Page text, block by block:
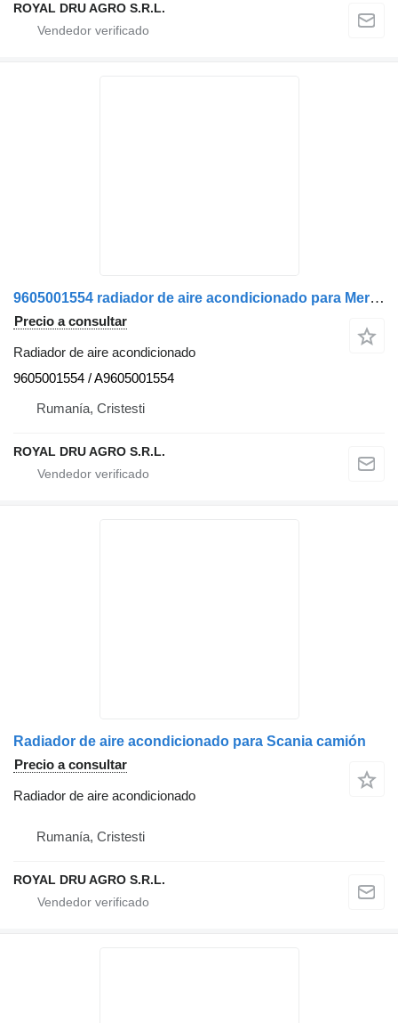
ROYAL DRU AGRO S.R.L.
9605001554 radiador de aire acondicionado para Mercedes-Benz camión
Precio a consultar
Radiador de aire acondicionado
9605001554 / A9605001554
Rumanía, Cristesti
ROYAL DRU AGRO S.R.L.
Radiador de aire acondicionado para Scania camión
Precio a consultar
Radiador de aire acondicionado
Rumanía, Cristesti
ROYAL DRU AGRO S.R.L.